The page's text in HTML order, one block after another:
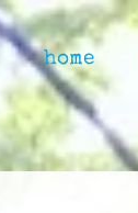
home